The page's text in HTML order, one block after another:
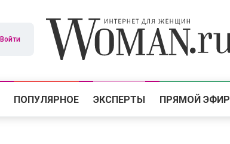
Войти
ПОПУЛЯРНОЕ ЭКСПЕРТЫ ПРЯМОЙ ЭФИР